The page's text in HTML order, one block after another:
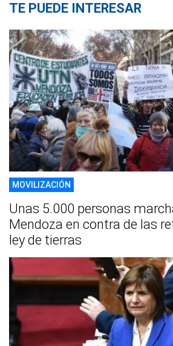
TE PUEDE INTERESAR
MOVILIZACIÓN
Unas 5.000 personas
Mendoza en contra de las
ley de tierras